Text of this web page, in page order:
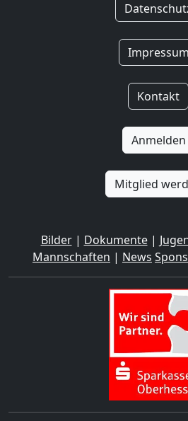
Impressum
Kontakt
Anmelden
Mitglied
Bilder| Dokumente|
Mannschaften | News